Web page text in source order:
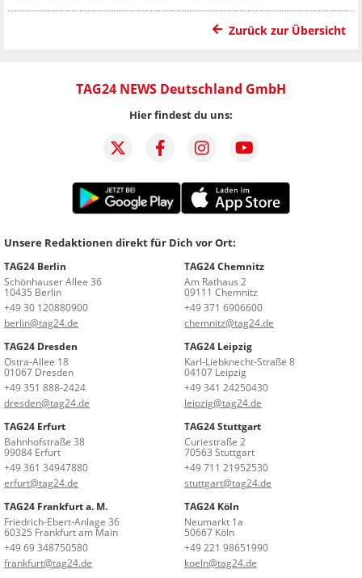
Zurück zur Übersicht
TAG24 NEWS Deutschland GmbH
Hier findest du uns:
Unsere Redaktionen direkt für Dich vor Ort:
TAG24 Berlin
Schönhauser Allee 36
10435 Berlin
+49 30 120880900
berlin@tag24.de
TAG24 Chemnitz
Am Rathaus 2
09111 Chemnitz
+49 371 6906600
chemnitz@tag24.de
TAG24 Dresden
Ostra-Allee 18
01067 Dresden
+49 351 888-2424
dresden@tag24.de
TAG24 Leipzig
Karl-Liebknecht-Straße 8
04107 Leipzig
+49 341 24250430
leipzig@tag24.de
TAG24 Erfurt
Bahnhofstraße 38
99084 Erfurt
+49 361 34947880
erfurt@tag24.de
TAG24 Stuttgart
Curiestraße 2
70563 Stuttgart
+49 711 21952530
stuttgart@tag24.de
TAG24 Frankfurt a. M.
Friedrich-Ebert-Anlage 36
60325 Frankfurt am Main
+49 69 348750580
frankfurt@tag24.de
TAG24 Köln
Neumarkt 1a
50667 Köln
+49 221 98651990
koeln@tag24.de